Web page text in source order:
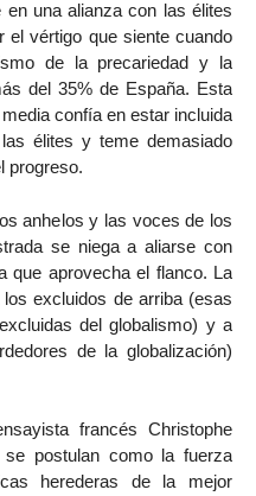
una alianza con las élites
el vértigo que siente cuando
de la precariedad y la
del 35% de España. Esta
confía en estar incluida
élites y teme demasiado
progreso.
anhelos y las voces de los
se niega a aliarse con
que aprovecha el flanco. La
excluidos de arriba (esas
del globalismo) y a
de la globalización)
francés Christophe
postulan como la fuerza
herederas de la mejor